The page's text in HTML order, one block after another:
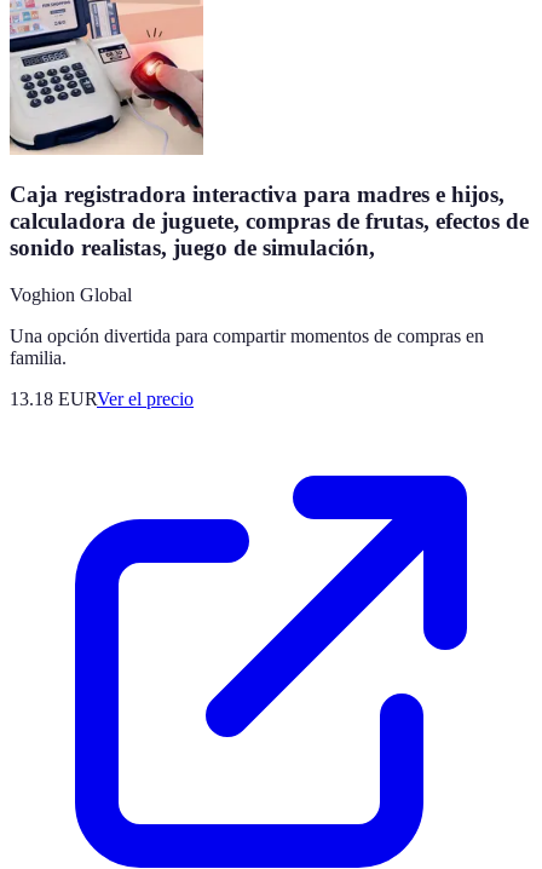
Caja registradora interactiva para madres e hijos,
calculadora de juguete, compras de frutas, efectos de
sonido realistas, juego de simulación,
Voghion Global
Una opción divertida para compartir momentos de compras en
familia.
13.18 EURVer el precio